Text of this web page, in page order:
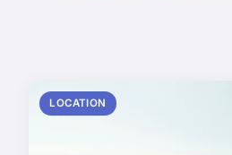
LOCATION